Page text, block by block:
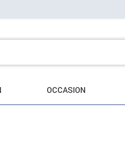
OCCASION